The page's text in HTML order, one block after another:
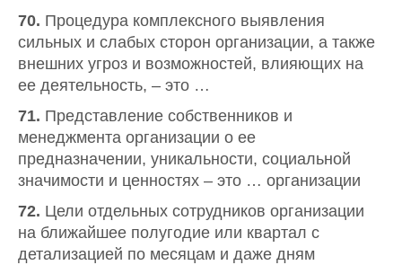
70. Процедура комплексного выявления
сильных и слабых сторон организации, а также
внешних угроз и возможностей, влияющих на
ее деятельность, – это …
71. Представление собственников и
менеджмента организации о ее
предназначении, уникальности, социальной
значимости и ценностях – это … организации
72. Цели отдельных сотрудников организации
на ближайшее полугодие или квартал с
детализацией по месяцам и даже дням